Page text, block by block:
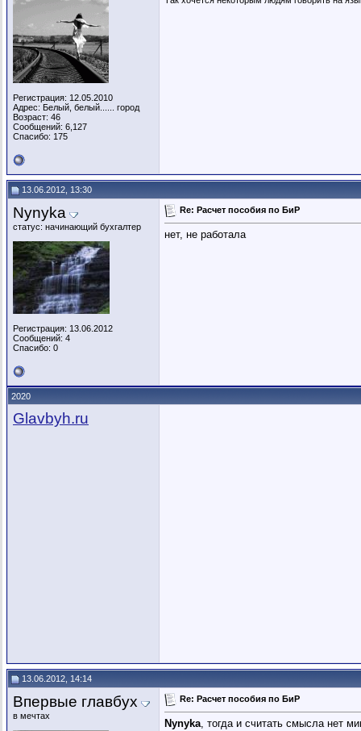
Регистрация: 12.05.2010
Адрес: Белый, белый...... город
Возраст: 46
Сообщений: 6,127
Спасибо: 175
13.06.2012, 13:30
Nynyka
статус: начинающий бухгалтер
Регистрация: 13.06.2012
Сообщений: 4
Спасибо: 0
Re: Расчет пособия по БиР
нет, не работала
2020
Glavbyh.ru
13.06.2012, 14:14
Впервые главбух
в мечтах
Re: Расчет пособия по БиР
Nynyka, тогда и считать смысла нет